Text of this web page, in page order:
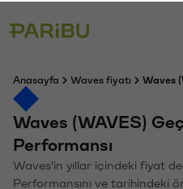
Anasayfa Waves fiyatı Waves
Waves (WAVES)
Performansı
Waves'in yıllar içindeki fiyat
Performansını ve tarihindeki